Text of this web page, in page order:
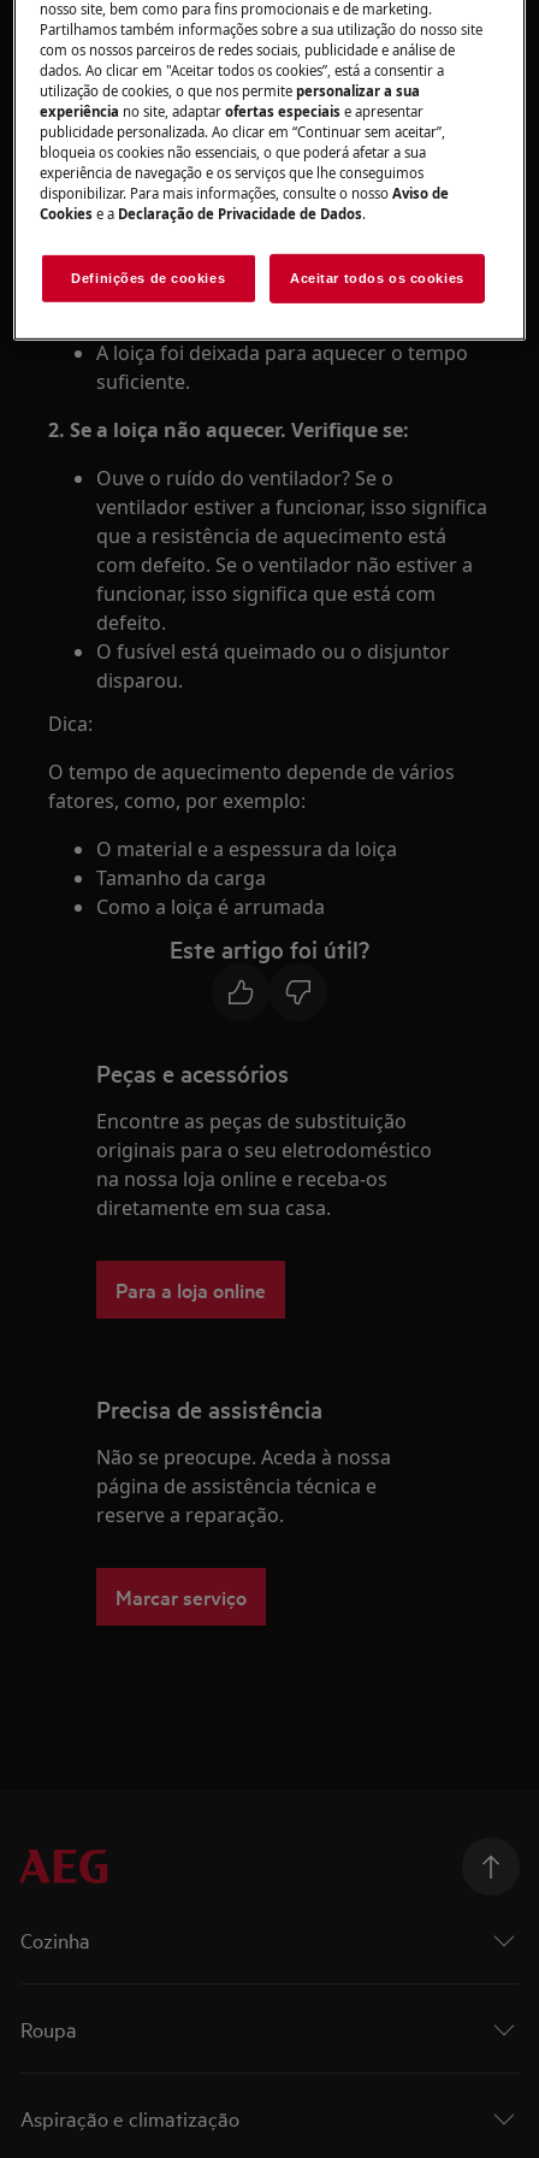
Aplica-se a:
Gavetas aquecedoras
Resolução:
1. Se a loiça não aquecer o suficiente.
Verifique se:
A temperatura apropriada foi selecionada.
Os orifícios de circulação de ar estão
A loiça foi deixada para aquecer o tempo
suficiente.
2. Se a loiça não aquecer. Verifique se:
Ouve o ruído do ventilador? Se o
ventilador estiver a funcionar, isso significa
que a resistência de aquecimento está
com defeito. Se o ventilador não estiver a
funcionar, isso significa que está com
defeito.
O fusível está queimado ou o disjuntor
disparou.
Dica:
O tempo de aquecimento depende de vários
fatores, como, por exemplo:
O material e a espessura da loiça
Tamanho da carga
Como a loiça é arrumada
Este artigo foi útil?
Peças e acessórios
Encontre as peças de substituição
originais para o seu eletrodoméstico
na nossa loja online e receba-os
diretamente em sua casa.
Para a loja online
Precisa de assistência
Não se preocupe. Aceda à nossa
página de assistência técnica e
reserve a reparação.
Marcar serviço
Cozinha
Roupa
Aspiração e climatização
nosso site, bem como para fins promocionais e de marketing.
Partilhamos também informações sobre a sua utilização do nosso site
com os nossos parceiros de redes sociais, publicidade e análise de
dados. Ao clicar em "Aceitar todos os cookies”, está a consentir a
utilização de cookies, o que nos permitepersonalizar a sua
experiência no site, adaptarofertas especiaise apresentar
publicidade personalizada. Ao clicar em “Continuar sem aceitar”,
bloqueia os cookies não essenciais, o que poderá afetar a sua
experiência de navegação e os serviços que lhe conseguimos
disponibilizar. Para mais informações, consulte o nossoAviso de
Cookies e a Declaração de Privacidade de Dados.
Definições de cookies Aceitar todos os cookies